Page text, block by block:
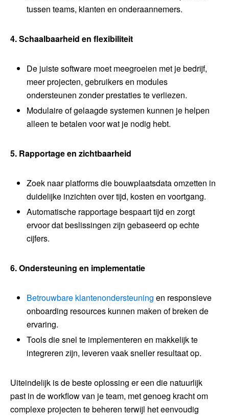
tussen teams, klanten en onderaannemers.
4. Schaalbaarheid en flexibiliteit
De juiste software moet meegroeien met je bedrijf,
meer projecten, gebruikers en modules
ondersteunen zonder prestaties te verliezen.
Modulaire of gelaagde systemen kunnen je helpen
alleen te betalen voor wat je nodig hebt.
5. Rapportage en zichtbaarheid
Zoek naar platforms die bouwplaatsdata omzetten in
duidelijke inzichten over tijd, kosten en voortgang.
Automatische rapportage bespaart tijd en zorgt
ervoor dat beslissingen zijn gebaseerd op echte
cijfers.
6. Ondersteuning en implementatie
Betrouwbare klantenondersteuning en responsieve
onboarding resources kunnen maken of breken de
ervaring.
Tools die snel te implementeren en makkelijk te
integreren zijn, leveren vaak sneller resultaat op.
Uiteindelijk is de beste oplossing er een die natuurlijk
past in de workflow van je team, met genoeg kracht om
complexe projecten te beheren terwijl het eenvoudig